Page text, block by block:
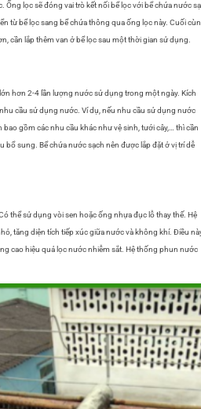
Ống lọc sẽ đóng vai trò kết nối bể lọc với bể chứa nước
từ bể lọc sang bể chứa thông qua ống lọc này. Cuối
cần lắp thêm van ở bể lọc sau một thời gian sử dụng.
hơn 2-4 lần lượng nước sử dụng trong một ngày. Kích
cầu sử dụng nước. Ví dụ, nếu nhu cầu sử dụng nước
gồm các nhu cầu khác như vệ sinh, tưới cây,… thì cần
bổ sung. Bể chứa nước sạch nên được lắp đặt ở vị trí dễ
thể sử dụng vòi sen hoặc ống nhựa đục lỗ thay thế. Hệ
tăng diện tích tiếp xúc giữa nước và không khí. Điều
cao hiệu quả lọc nước nhiễm sắt. Hệ thống phun nước